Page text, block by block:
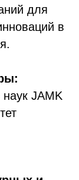
для
в
JAMK